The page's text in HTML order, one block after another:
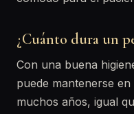
¿Cuánto dura un
Con una buena
puede mantenerse
muchos años, igual